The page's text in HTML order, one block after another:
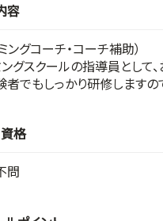
容
ングコーチ・コーチ補助）
ングスクールの指導員として
でもしっかり研修しますの
格
問